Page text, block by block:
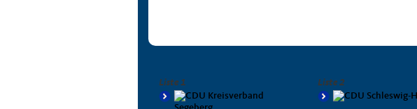
Liste 1 Liste 2